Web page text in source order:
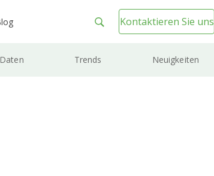
Kontaktieren Sie uns
Daten Trends Neuigkeiten